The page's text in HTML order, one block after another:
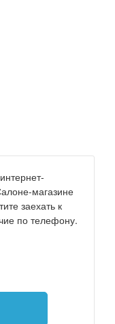
магазине
заехать к
по телефону.